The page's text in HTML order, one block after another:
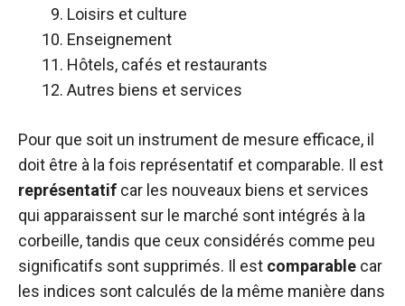
Loisirs et culture
Enseignement
Hôtels, cafés et restaurants
Autres biens et services
Pour que soit un instrument de mesure efficace, il
doit être à la fois représentatif et comparable. Il est
représentatif car les nouveaux biens et services
qui apparaissent sur le marché sont intégrés à la
corbeille, tandis que ceux considérés comme peu
significatifs sont supprimés. Il est comparable car
les indices sont calculés de la même manière dans